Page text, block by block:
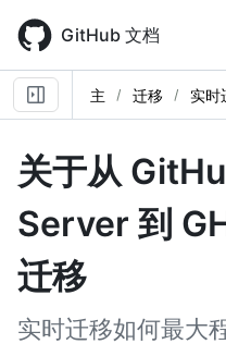
main
content
GitHub 文档
主 迁移 实时
关于从
Server 到
迁移
实时迁移如何最大